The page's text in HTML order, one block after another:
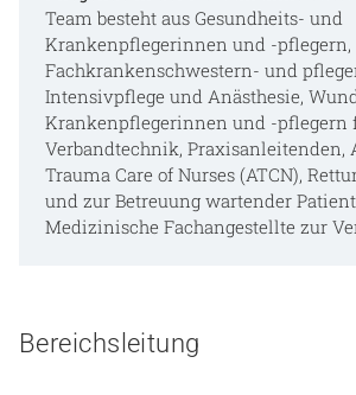
Notaufnahme
Anreise
Team besteht aus Gesundheits- und
Krankenpflegerinnen und -pflegern,
Fachkrankenschwestern- und
Intensivpflege und Anästhesie,
Krankenpflegerinnen und -pflegern
Verbandtechnik, Praxisanleitenden,
Trauma Care of Nurses (ATCN),
und zur Betreuung wartender
Medizinische Fachangestellte zur
Bereichsleitung